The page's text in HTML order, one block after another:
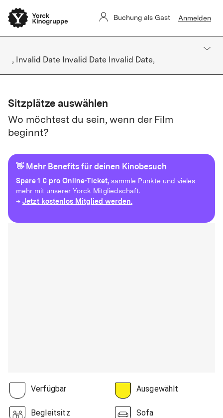
Buchung als Gast Anmelden
, Invalid Date Invalid Date Invalid Date,
Sitzplätze auswählen
Wo möchtest du sein, wenn der Film
beginnt?
👋 Mehr Benefits für deinen Kinobesuch
Spare1 € pro Online-Ticket, sammle Punkte und vieles
mehr mit unserer Yorck Mitgliedschaft.
→ Jetzt kostenlos Mitglied werden.
Verfügbar Ausgewählt
Begleitsitz Sofa